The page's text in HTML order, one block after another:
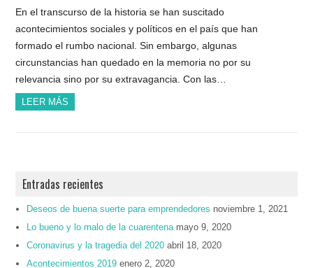
En el transcurso de la historia se han suscitado
acontecimientos sociales y políticos en el país que han
formado el rumbo nacional. Sin embargo, algunas
circunstancias han quedado en la memoria no por su
relevancia sino por su extravagancia. Con las…
LEER MÁS
Entradas recientes
Deseos de buena suerte para emprendedores noviembre 1, 2021
Lo bueno y lo malo de la cuarentena mayo 9, 2020
Coronavirus y la tragedia del 2020 abril 18, 2020
Acontecimientos 2019 enero 2, 2020